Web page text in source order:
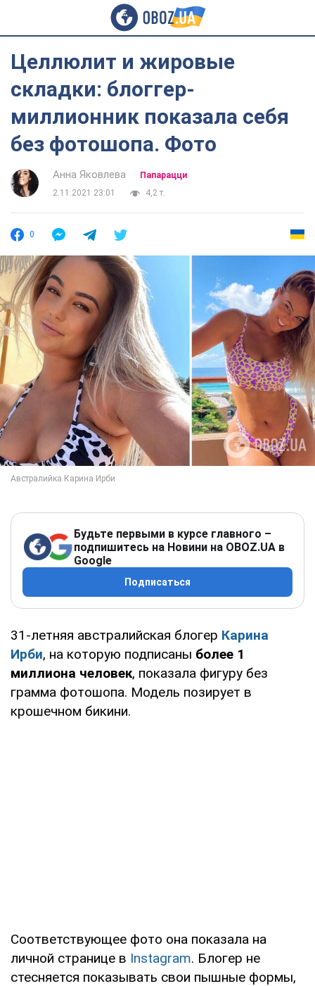
Целлюлит и жировые
складки: блоггер-
миллионник показала себя
без фотошопа. Фото
Анна Яковлева
Папарацци
2.11.2021 23:01
4,2 т.
0
Будьте первыми в курсе главного –
подпишитесь на Новини на OBOZ.UA в
Google
Подписаться
31-летняя австралийская блогер Карина
Ирби, на которую подписаны более 1
миллиона человек, показала фигуру без
грамма фотошопа. Модель позирует в
крошечном бикини.
Соответствующее фото она показала на
личной странице в Instagram. Блогер не
стесняется показывать свои пышные формы,